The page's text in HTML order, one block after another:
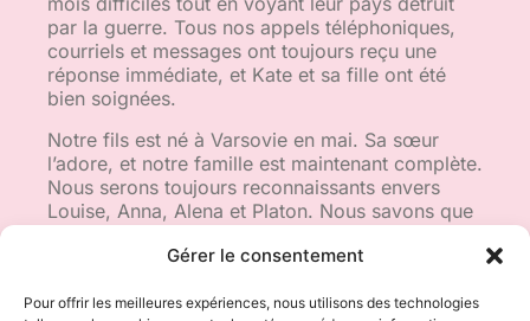
Gérer le consentement
Pour offrir les meilleures expériences, nous utilisons des technologies
par la guerre. Tous nos appels téléphoniques,
courriels et messages ont toujours reçu une
réponse immédiate, et Kate et sa fille ont été
bien soignées.
Notre fils est né à Varsovie en mai. Sa sœur
l’adore, et notre famille est maintenant complète.
Nous serons toujours reconnaissants envers
Louise, Anna, Alena et Platon. Nous savons que
ce parcours, et nous espérons qu’un jour Albert
nous ont aidés dans notre voyage et ont fait en